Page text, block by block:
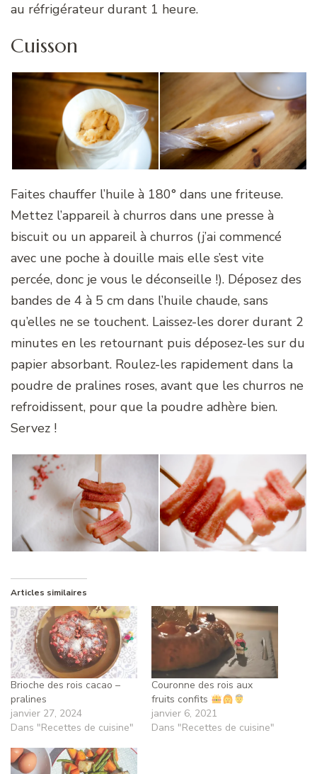
au réfrigérateur durant 1 heure.
Cuisson
Faites chauffer l’huile à 180° dans une friteuse.
Mettez l’appareil à churros dans une presse à
biscuit ou un appareil à churros (j’ai commencé
avec une poche à douille mais elle s’est vite
percée, donc je vous le déconseille !). Déposez des
bandes de 4 à 5 cm dans l’huile chaude, sans
qu’elles ne se touchent. Laissez-les dorer durant 2
minutes en les retournant puis déposez-les sur du
papier absorbant. Roulez-les rapidement dans la
poudre de pralines roses, avant que les churros ne
refroidissent, pour que la poudre adhère bien.
Servez !
Articles similaires
Brioche des rois cacao –
pralines
janvier 27, 2024
Dans "Recettes de cuisine"
Couronne des rois aux
fruits confits
janvier 6, 2021
Dans "Recettes de cuisine"